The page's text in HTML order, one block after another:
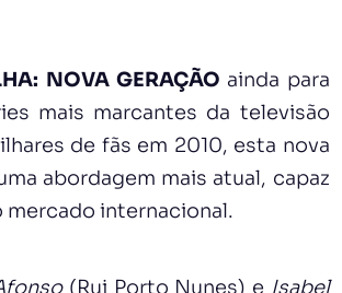
NOVA GERAÇÃO ainda para
mais marcantes da televisão
de fãs em 2010, esta nova
abordagem mais atual, capaz
mercado internacional.
(Rui Porto Nunes) e Isabel